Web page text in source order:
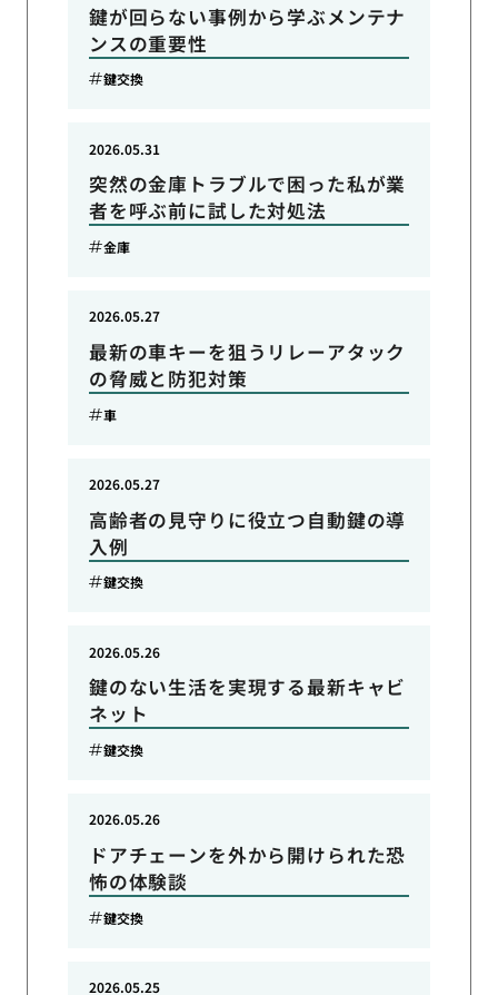
鍵が回らない事例から学ぶメンテナ
ンスの重要性
鍵交換
突然の金庫トラブルで困った私が業
者を呼ぶ前に試した対処法
2026.05.31
金庫
最新の車キーを狙うリレーアタック
の脅威と防犯対策
2026.05.27
車
高齢者の見守りに役立つ自動鍵の導
入例
2026.05.27
鍵交換
鍵のない生活を実現する最新キャビ
ネット
2026.05.26
鍵交換
ドアチェーンを外から開けられた恐
怖の体験談
2026.05.26
鍵交換
2026.05.25